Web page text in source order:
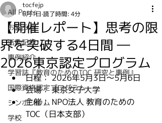
All Posts
お知らせ
活動記録
事例紹介
学習誌『教育のためのTOC 研究と事例』
国際資格認定プログラム
シンポジウム
学校
【開催レポート】思考の限
界を突破する4日間 ―
2026東京認定プログラム
tocfejp
6月1日 読了時間: 4分
日程： 2026年5月3日～5月6日
会場： 東京女子大学
主催： NPO法人 教育のための
TOC（日本支部）